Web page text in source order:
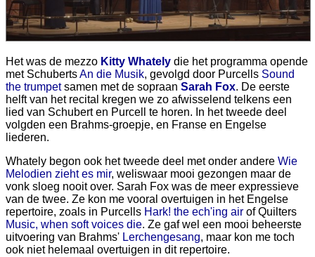
Het was de mezzo Kitty Whately die het programma opende
met SchubertsAn die Musik, gevolgd door Purcells Sound
the trumpetsamen met de sopraan Sarah Fox. De eerste
helft van het recital kregen we zo afwisselend telkens een
lied van Schubert en Purcell te horen. In het tweede deel
volgden een Brahms-groepje, en Franse en Engelse
liederen.
Whately begon ook het tweede deel met onder andere Wie
Melodien zieht es mir, weliswaar mooi gezongen maar de
vonk sloeg nooit over. Sarah Fox was de meer expressieve
van de twee. Ze kon me vooral overtuigen in het Engelse
repertoire, zoals in Purcells Hark! the ech'ing air of Quilters
Music, when soft voices die. Ze gaf wel een mooi beheerste
uitvoering van Brahms' Lerchengesang, maar kon me toch
ook niet helemaal overtuigen in dit repertoire.